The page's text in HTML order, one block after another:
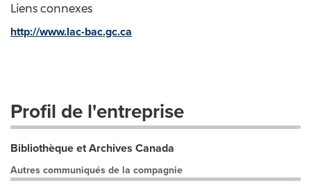
Liens connexes
http://www.lac-bac.gc.ca
Profil de l'entreprise
Bibliothèque et Archives Canada
Autres communiqués de la compagnie